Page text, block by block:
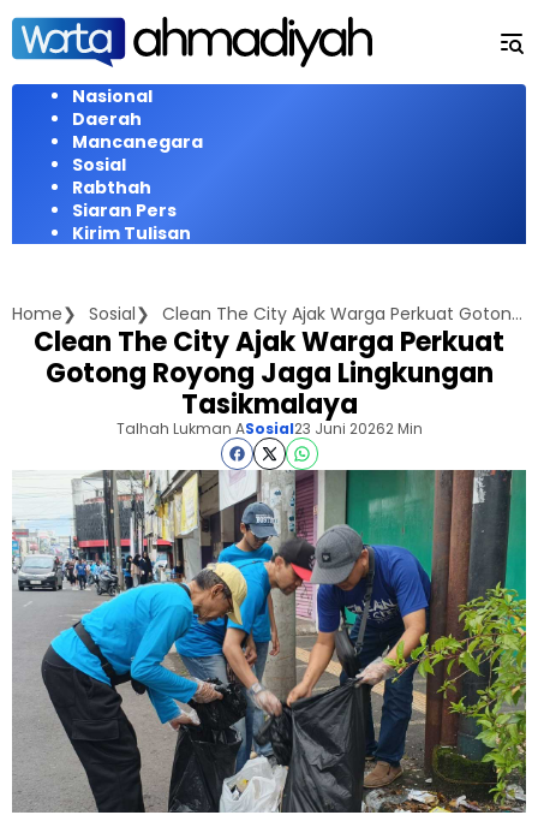
Langsung
konten
Nasional
Daerah
Mancanegara
Sosial
Rabthah
Siaran Pers
Kirim Tulisan
Home Sosial Clean The City Ajak Warga Perkuat Gotong Royong Jaga Lingkungan Tasikmalaya
Clean The City Ajak Warga Perkuat
Gotong Royong Jaga Lingkungan
Tasikmalaya
Talhah Lukman ASosial23 Juni 20262 Min